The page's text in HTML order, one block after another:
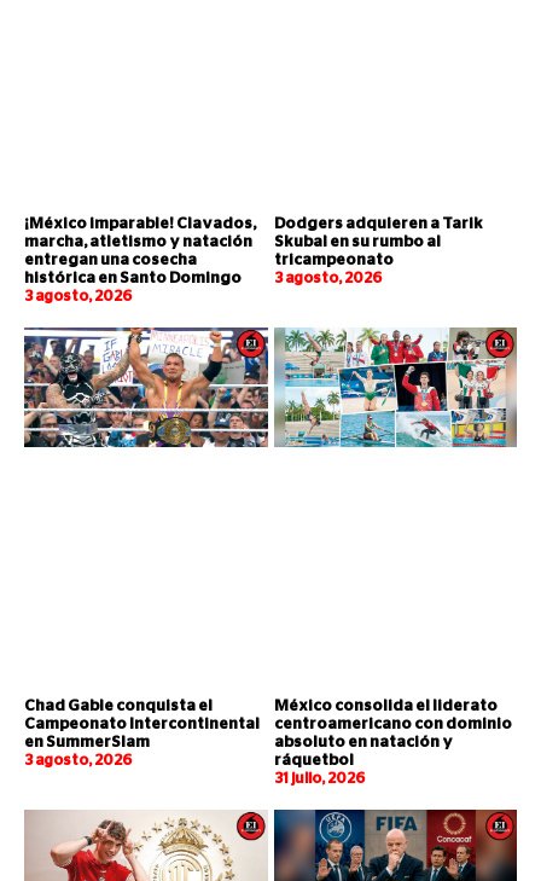
¡México imparable! Clavados,
marcha, atletismo y natación
entregan una cosecha
histórica en Santo Domingo
3 agosto, 2026
Dodgers adquieren a Tarik
Skubal en su rumbo al
tricampeonato
3 agosto, 2026
Chad Gable conquista el
Campeonato Intercontinental
en SummerSlam
3 agosto, 2026
México consolida el liderato
centroamericano con dominio
absoluto en natación y
ráquetbol
31 julio, 2026